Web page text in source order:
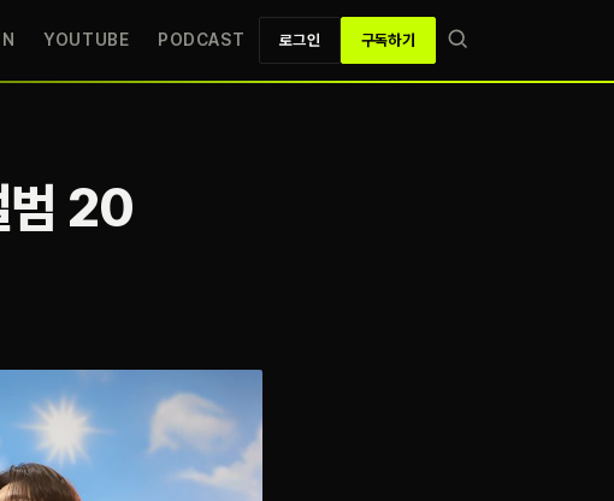
YOUTUBE PODCAST 로그인 구독하기
범 20